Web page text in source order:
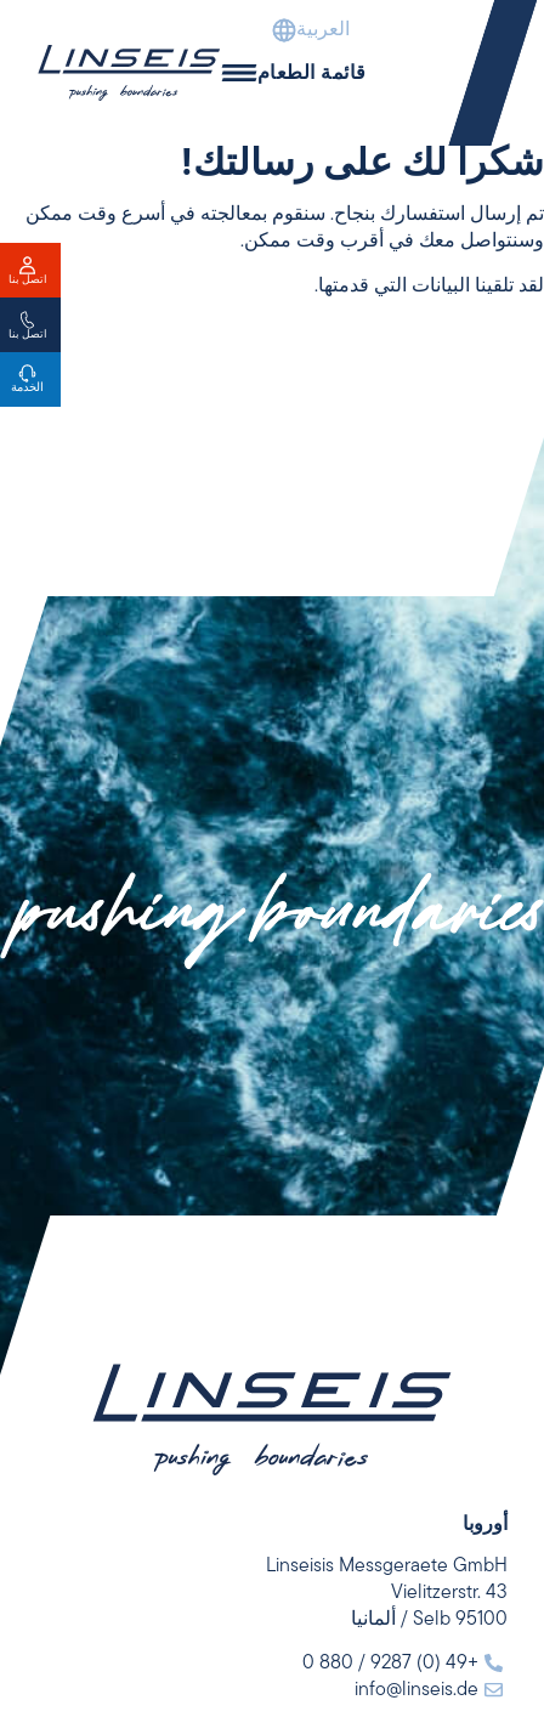
العربية
قائمة الطعام
شكراً لك على رسالتك!
تم إرسال استفسارك بنجاح. سنقوم بمعالجته في أسرع وقت ممكن
وسنتواصل معك في أقرب وقت ممكن.
لقد تلقينا البيانات التي قدمتها.
أوروبا
Linseisis Messgeraete GmbH
Vielitzerstr. 43
95100 Selb / ألمانيا
+49 (0) 9287 / 880 0
info@linseis.de
اتصل بنا
اتصل بنا
الخدمة